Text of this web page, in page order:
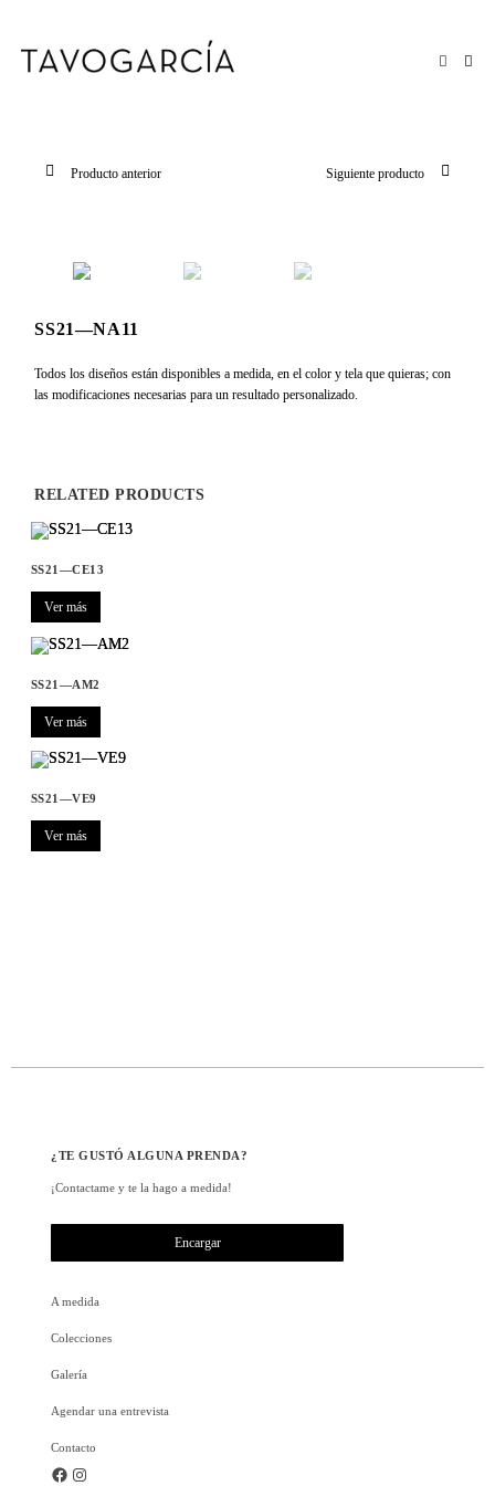
contenido
Producto anterior Siguiente producto
SS21—NA11
Todos los diseños están disponibles a medida, en el color y tela que quieras; con
las modificaciones necesarias para un resultado personalizado.
RELATED PRODUCTS
SS21—CE13
Ver más
SS21—AM2
Ver más
SS21—VE9
Ver más
¿TE GUSTÓ ALGUNA PRENDA?
¡Contactame y te la hago a medida!
Encargar
A medida
Colecciones
Galería
Agendar una entrevista
Contacto
Facebook Instagram